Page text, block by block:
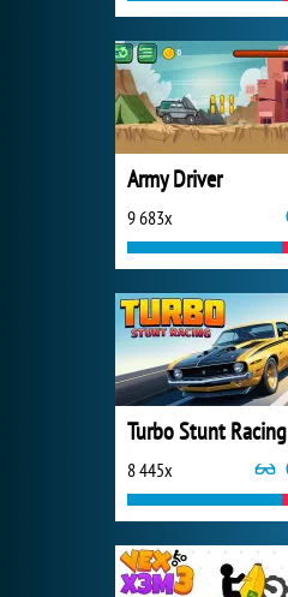
Army Driver
9 683x
Turbo Stunt Racing
8 445x